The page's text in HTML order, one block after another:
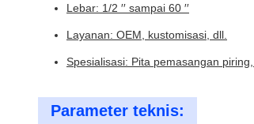
Lebar: 1/2 ′′ sampai 60 ′′
Layanan: OEM, kustomisasi, dll.
Spesialisasi: Pita pemasangan
Parameter teknis: